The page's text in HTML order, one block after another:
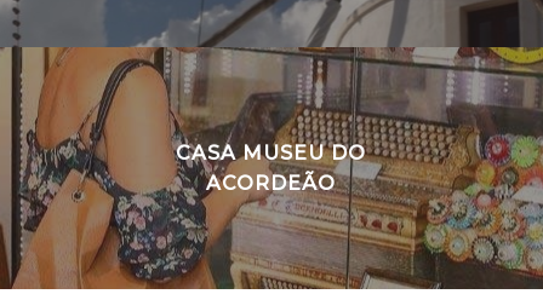
CASA MUSEU DO
ACORDEÃO